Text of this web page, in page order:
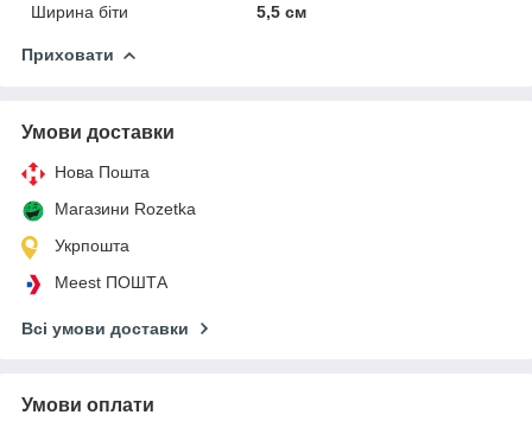
Ширина біти
5,5 см
Приховати
Умови доставки
Нова Пошта
Магазини Rozetka
Укрпошта
Meest ПОШТА
Всі умови доставки
Умови оплати